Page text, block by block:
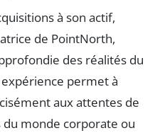
à son actif,
de PointNorth,
des réalités du
permet à
aux attentes de
du monde corporate ou